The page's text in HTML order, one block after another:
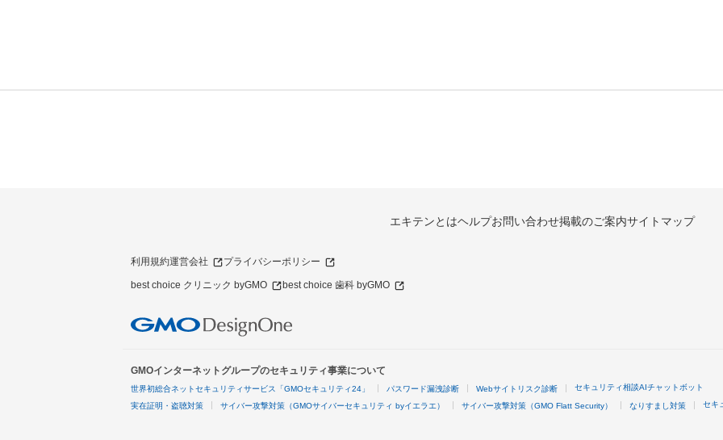
エキテンとはヘルプお問い合わせ掲載のご案内サイトマップ
利用規約運営会社 プライバシーポリシー
best choice クリニック byGMO best choice 歯科 byGMO
GMOインターネットグループのセキュリティ事業について
世界初総合ネットセキュリティサービス「GMOセキュリティ24」 パスワード漏洩診断 Webサイトリスク診断 セキュリティ相談AIチャットボット
実在証明・盗聴対策 サイバー攻撃対策（GMOサイバーセキュリティ byイエラエ） サイバー攻撃対策（GMO Flatt Security） なりすまし対策 セキ